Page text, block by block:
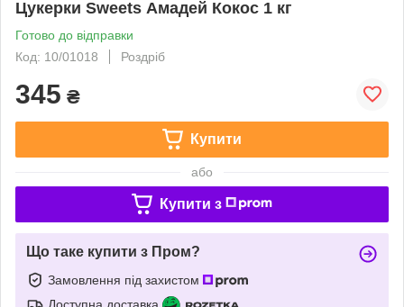
Цукерки Sweets Амадей Кокос 1 кг
Готово до відправки
Код: 10/01018
Роздріб
345 ₴
Купити
або
Купити з
Що таке купити з Пром?
Замовлення під захистом
Доступна доставка